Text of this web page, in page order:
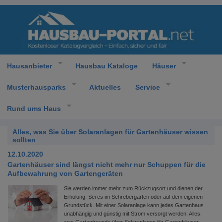
Hausanbieter Hausbau Kataloge Häuser
Musterhausparks Aktuelles Service
Rund ums Haus
Alles, was Sie über Solaranlagen für Gartenhäuser wissen
sollten
12.10.2020
Gartenhäuser sind längst nicht mehr nur Schuppen für die
Aufbewahrung von Gartengeräten
Sie werden immer mehr zum Rückzugsort und dienen der
Erholung. Sei es im Schrebergarten oder auf dem eigenen
Grundstück. Mit einer Solaranlage kann jedes Gartenhaus
unabhängig und günstig mit Strom versorgt werden. Alles,